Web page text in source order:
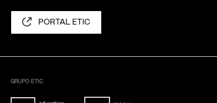
PORTAL ETIC
GRUPO ETIC